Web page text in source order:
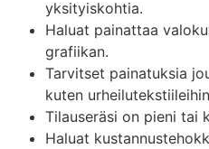
yksityiskohtia.
Haluat painattaa
grafiikan.
Tarvitset painatuksia
kuten
Tilauseräsi on pieni tai
Haluat